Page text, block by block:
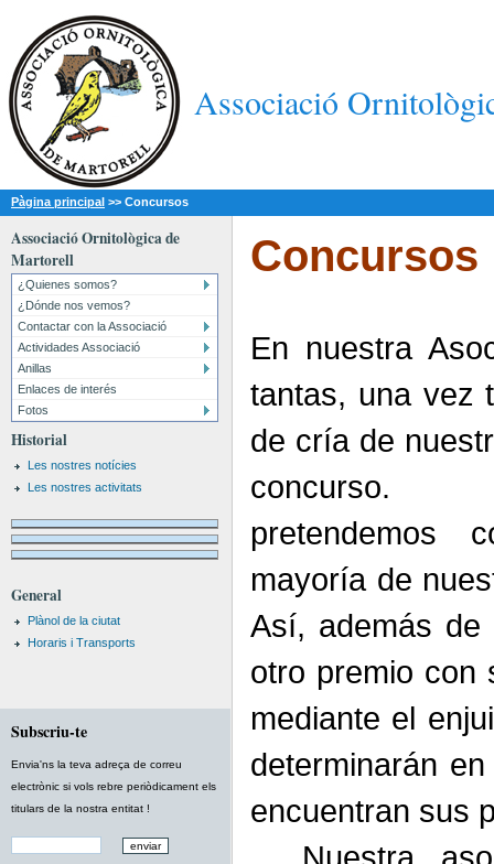
Associació
Pàgina principal >> Concursos
Associació Ornitològica de
Martorell
¿Quienes somos?
¿Dónde nos vemos?
Contactar con la Associació
Actividades Associació
Anillas
Enlaces de interés
Fotos
Historial
Les nostres notícies
Les nostres activitats
General
Plànol de la ciutat
Horaris i Transports
Subscriu-te
Envia'ns la teva adreça de correu
electrònic si vols rebre periòdicament els
titulars de la nostra entitat !
Concursos
En nuestra
tantas, una vez
de cría de
concurso.
pretendemos
mayoría de
Así, además de
otro premio con
mediante el
determinarán
encuentran sus